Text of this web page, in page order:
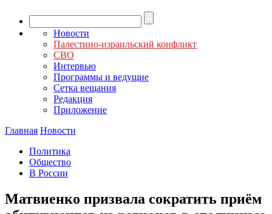
Новости
Палестино-израильский конфликт
СВО
Интервью
Программы и ведущие
Сетка вещания
Редакция
Приложение
Главная Новости
Политика
Общество
В России
Матвиенко призвала сократить приём